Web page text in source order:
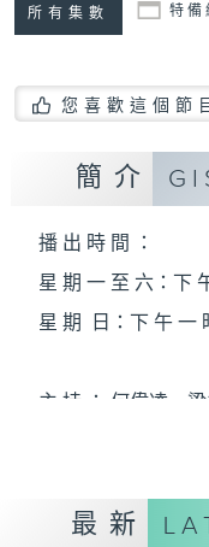
所有集數 特備
您喜歡這個節
簡介
播 出 時 間 ：
星 期 一 至 六：下
星 期 日：下 午 一
主 持 ： 何偉凌、
《戲曲天地》以
最新